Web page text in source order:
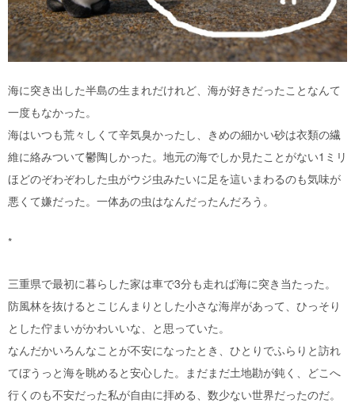
海に突き出した半島の生まれだけれど、海が好きだったことなんて
一度もなかった。
海はいつも荒々しくて辛気臭かったし、きめの細かい砂は衣類の繊
維に絡みついて鬱陶しかった。地元の海でしか見たことがない1ミリ
ほどのぞわぞわした虫がウジ虫みたいに足を這いまわるのも気味が
悪くて嫌だった。一体あの虫はなんだったんだろう。
*
三重県で最初に暮らした家は車で3分も走れば海に突き当たった。
防風林を抜けるとこじんまりとした小さな海岸があって、ひっそり
とした佇まいがかわいいな、と思っていた。
なんだかいろんなことが不安になったとき、ひとりでふらりと訪れ
てぼうっと海を眺めると安心した。まだまだ土地勘が鈍く、どこへ
行くのも不安だった私が自由に拝める、数少ない世界だったのだ。